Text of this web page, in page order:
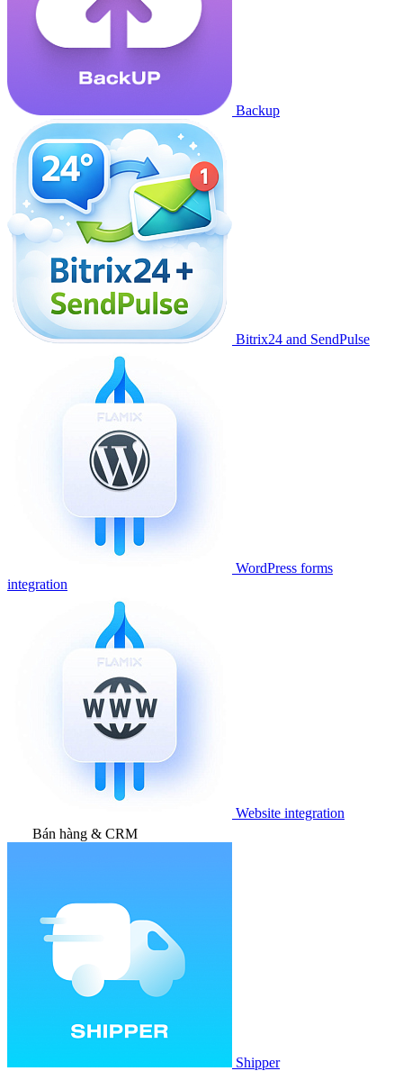
Backup
Bitrix24 and SendPulse
WordPress forms
integration
Website integration
Bán hàng & CRM
Shipper